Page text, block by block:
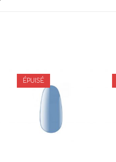
ÉPUISÉ